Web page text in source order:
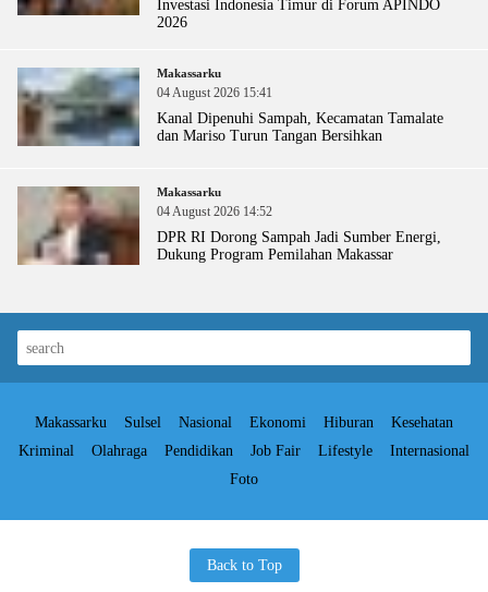
Investasi Indonesia Timur di Forum APINDO
2026
Makassarku
04 August 2026 15:41
Kanal Dipenuhi Sampah, Kecamatan Tamalate
dan Mariso Turun Tangan Bersihkan
Makassarku
04 August 2026 14:52
DPR RI Dorong Sampah Jadi Sumber Energi,
Dukung Program Pemilahan Makassar
Makassarku Sulsel Nasional Ekonomi Hiburan
Kesehatan
Kriminal
Olahraga Pendidikan Job Fair Lifestyle
Internasional
Foto
Back to Top